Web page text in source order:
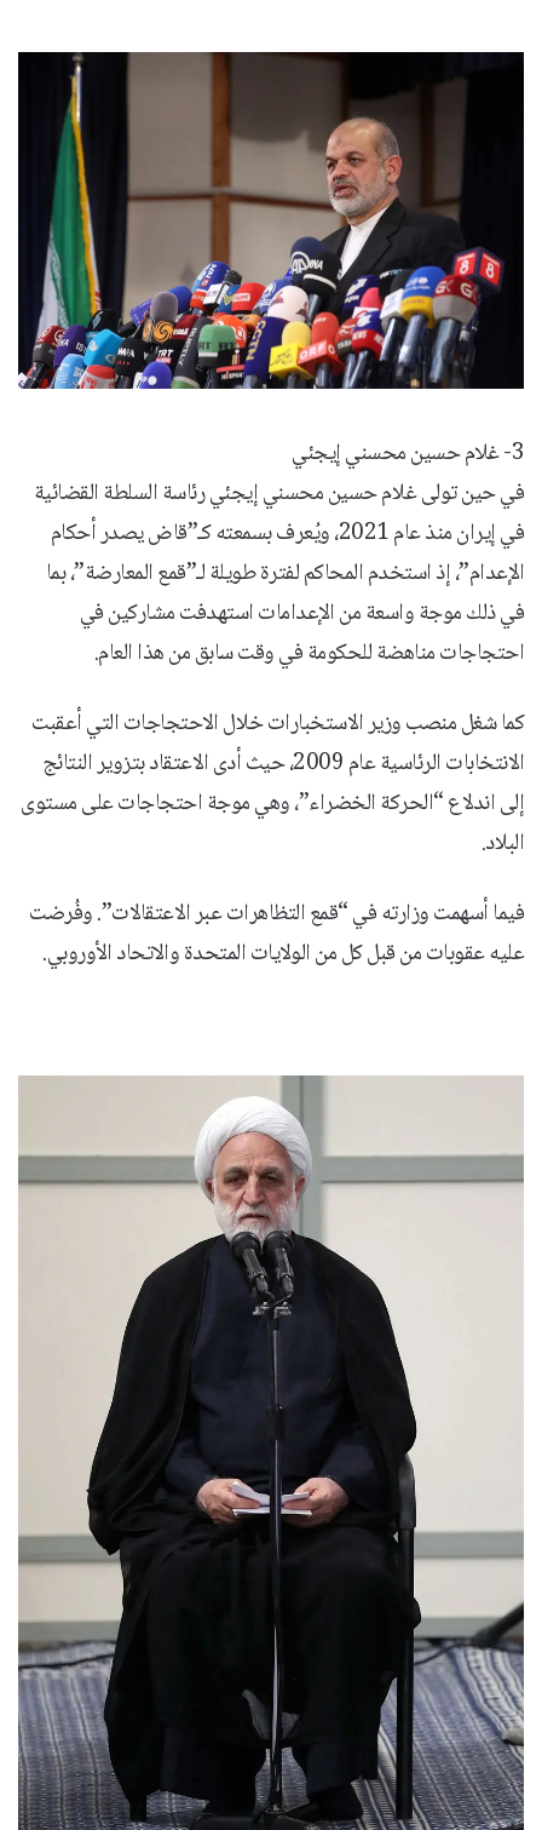
3- غلام حسين محسني إيجئي
في حين تولى غلام حسين محسني إيجئي رئاسة السلطة القضائية
في إيران منذ عام 2021، ويُعرف بسمعته كـ”قاض يصدر أحكام
الإعدام”، إذ استخدم المحاكم لفترة طويلة لـ”قمع المعارضة”، بما
في ذلك موجة واسعة من الإعدامات استهدفت مشاركين في
احتجاجات مناهضة للحكومة في وقت سابق من هذا العام.
كما شغل منصب وزير الاستخبارات خلال الاحتجاجات التي أعقبت
الانتخابات الرئاسية عام 2009، حيث أدى الاعتقاد بتزوير النتائج
إلى اندلاع “الحركة الخضراء”، وهي موجة احتجاجات على مستوى
البلاد.
فيما أسهمت وزارته في “قمع التظاهرات عبر الاعتقالات”. وفُرضت
عليه عقوبات من قبل كل من الولايات المتحدة والاتحاد الأوروبي.